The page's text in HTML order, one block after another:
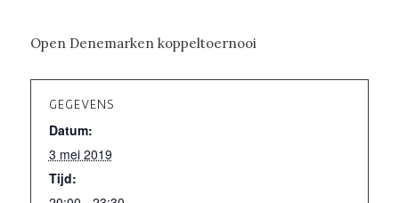
Open Denemarken koppeltoernooi
GEGEVENS
Datum:
3 mei 2019
Tijd: